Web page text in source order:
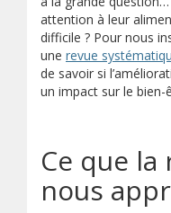
attention à leur
difficile ? Pour nous
une revue
de savoir si
un impact sur le bien-
Ce que
nous